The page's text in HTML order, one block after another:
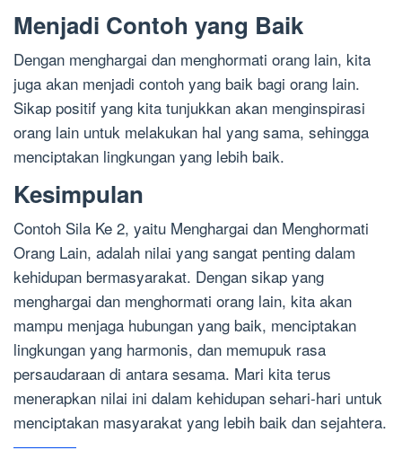
Menjadi Contoh yang Baik
Dengan menghargai dan menghormati orang lain, kita
juga akan menjadi contoh yang baik bagi orang lain.
Sikap positif yang kita tunjukkan akan menginspirasi
orang lain untuk melakukan hal yang sama, sehingga
menciptakan lingkungan yang lebih baik.
Kesimpulan
Contoh Sila Ke 2, yaitu Menghargai dan Menghormati
Orang Lain, adalah nilai yang sangat penting dalam
kehidupan bermasyarakat. Dengan sikap yang
menghargai dan menghormati orang lain, kita akan
mampu menjaga hubungan yang baik, menciptakan
lingkungan yang harmonis, dan memupuk rasa
persaudaraan di antara sesama. Mari kita terus
menerapkan nilai ini dalam kehidupan sehari-hari untuk
menciptakan masyarakat yang lebih baik dan sejahtera.